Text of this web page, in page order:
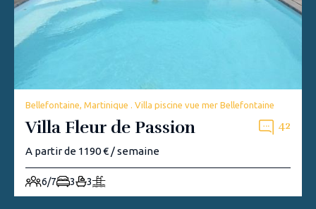
Bellefontaine, Martinique . Villa piscine vue mer Bellefontaine
Villa Fleur de Passion 42
A partir de 1190 € / semaine
6/7 3 3